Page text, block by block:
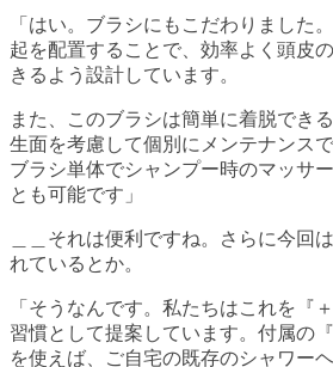
「はい。ブラシにもこだわりました
起を配置することで、効率よく頭皮
きるよう設計しています。
また、このブラシは簡単に着脱でき
生面を考慮して個別にメンテナンス
ブラシ単体でシャンプー時のマッサ
とも可能です」
＿＿それは便利ですね。さらに今回
れているとか。
「そうなんです。私たちはこれを『
習慣として提案しています。付属の
を使えば、ご自宅の既存のシャワー